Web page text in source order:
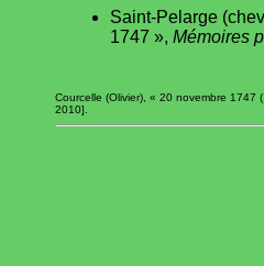
Saint-Pelarge
1747 », Mémoires
Courcelle (Olivier), « 20 novembre 1747
2010].